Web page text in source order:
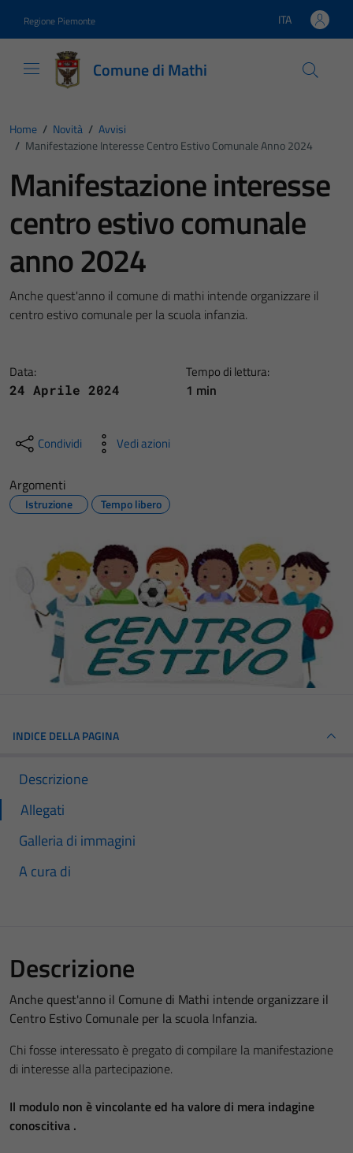
Regione Piemonte Lingua attiva:
ITA
Comune di Mathi
Home / Novità / Avvisi
/ Manifestazione Interesse Centro Estivo Comunale Anno 2024
Manifestazione interesse
centro estivo comunale
anno 2024
Anche quest'anno il comune di mathi intende organizzare il
centro estivo comunale per la scuola infanzia.
Data:
24 Aprile 2024
Tempo di lettura:
1 min
Condividi Vedi azioni
Argomenti
Istruzione Tempo libero
INDICE DELLA PAGINA
Descrizione
Allegati
Galleria di immagini
A cura di
Descrizione
Anche quest'anno il Comune di Mathi intende organizzare il
Centro Estivo Comunale per la scuola Infanzia.
Chi fosse interessato è pregato di compilare la manifestazione
di interesse alla partecipazione.
Il modulo non è vincolante ed ha valore di mera indagine
conoscitiva .